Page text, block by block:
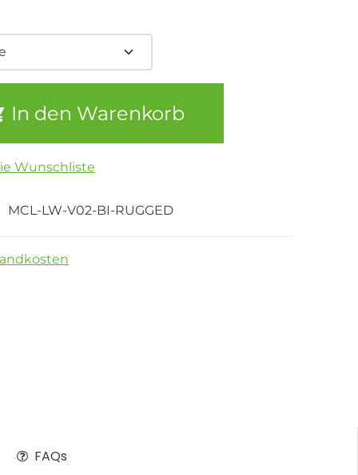
In den Warenkorb
Wunschliste
MCL-LW-V02-BI-RUGGED
FAQs